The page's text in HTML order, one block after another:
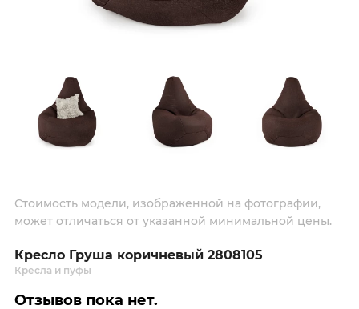
Стоимость модели, изображенной на фотографии,
может отличаться от указанной минимальной цены.
Кресло Груша коричневый 2808105
Кресла и пуфы
Отзывов пока нет.